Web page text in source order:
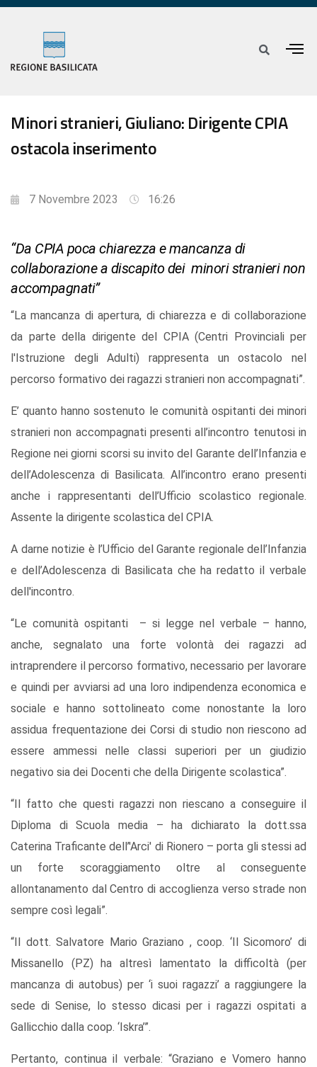
Minori stranieri, Giuliano: Dirigente CPIA
ostacola inserimento
7 Novembre 2023 16:26
“Da CPIA poca chiarezza e mancanza di
collaborazione a discapito dei minori stranieri non
accompagnati”
“La mancanza di apertura, di chiarezza e di collaborazione
da parte della dirigente del CPIA (Centri Provinciali per
l'Istruzione degli Adulti) rappresenta un ostacolo nel
percorso formativo dei ragazzi stranieri non accompagnati”.
E’ quanto hanno sostenuto le comunità ospitanti dei minori
stranieri non accompagnati presenti all’incontro tenutosi in
Regione nei giorni scorsi su invito del Garante dell’Infanzia e
dell’Adolescenza di Basilicata. All’incontro erano presenti
anche i rappresentanti dell’Ufficio scolastico regionale.
Assente la dirigente scolastica del CPIA.
A darne notizie è l’Ufficio del Garante regionale dell’Infanzia
e dell’Adolescenza di Basilicata che ha redatto il verbale
dell'incontro.
“Le comunità ospitanti – si legge nel verbale – hanno,
anche, segnalato una forte volontà dei ragazzi ad
intraprendere il percorso formativo, necessario per lavorare
e quindi per avviarsi ad una loro indipendenza economica e
sociale e hanno sottolineato come nonostante la loro
assidua frequentazione dei Corsi di studio non riescono ad
essere ammessi nelle classi superiori per un giudizio
negativo sia dei Docenti che della Dirigente scolastica”.
“Il fatto che questi ragazzi non riescano a conseguire il
Diploma di Scuola media – ha dichiarato la dott.ssa
Caterina Traficante dell’'Arci' di Rionero – porta gli stessi ad
un forte scoraggiamento oltre al conseguente
allontanamento dal Centro di accoglienza verso strade non
sempre così legali”.
“Il dott. Salvatore Mario Graziano , coop. ‘Il Sicomoro’ di
Missanello (PZ) ha altresì lamentato la difficoltà (per
mancanza di autobus) per ‘i suoi ragazzi’ a raggiungere la
sede di Senise, lo stesso dicasi per i ragazzi ospitati a
Gallicchio dalla coop. ‘Iskra’”.
Pertanto, continua il verbale: “Graziano e Vomero hanno